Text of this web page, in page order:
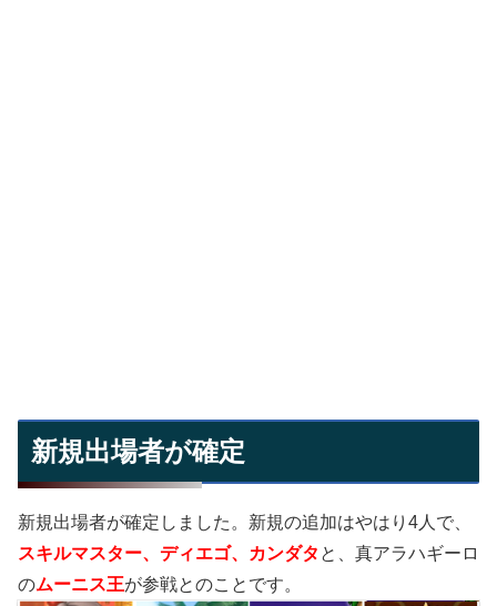
新規出場者が確定
新規出場者が確定しました。新規の追加はやはり4人で、
スキルマスター、ディエゴ、カンダタ と、真アラハギーロ
のムーニス王が参戦とのことです。